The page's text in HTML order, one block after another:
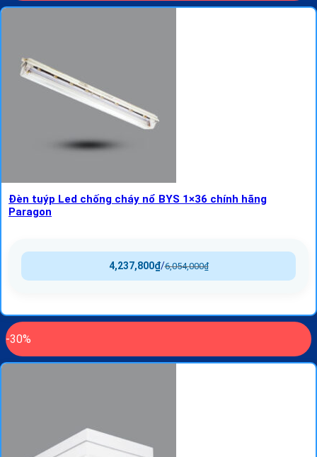
Đèn tuýp Led chống cháy nổ BYS 1×36 chính hãng
Paragon
6,054,000₫
/
4,237,800₫
-30%